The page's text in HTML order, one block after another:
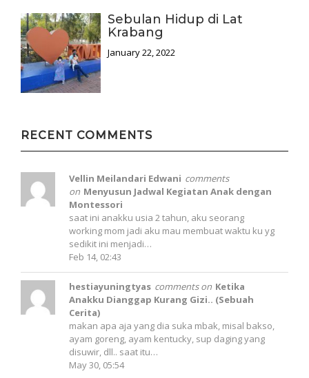
Sebulan Hidup di Lat
Krabang
January 22, 2022
RECENT COMMENTS
Vellin Meilandari Edwani comments
on Menyusun Jadwal Kegiatan Anak dengan
Montessori
saat ini anakku usia 2 tahun, aku seorang
working mom jadi aku mau membuat waktu ku yg
sedikit ini menjadi…
Feb 14, 02:43
hestiayuningtyas comments on Ketika
Anakku Dianggap Kurang Gizi.. (Sebuah
Cerita)
makan apa aja yang dia suka mbak, misal bakso,
ayam goreng, ayam kentucky, sup daging yang
disuwir, dll.. saat itu…
May 30, 05:54